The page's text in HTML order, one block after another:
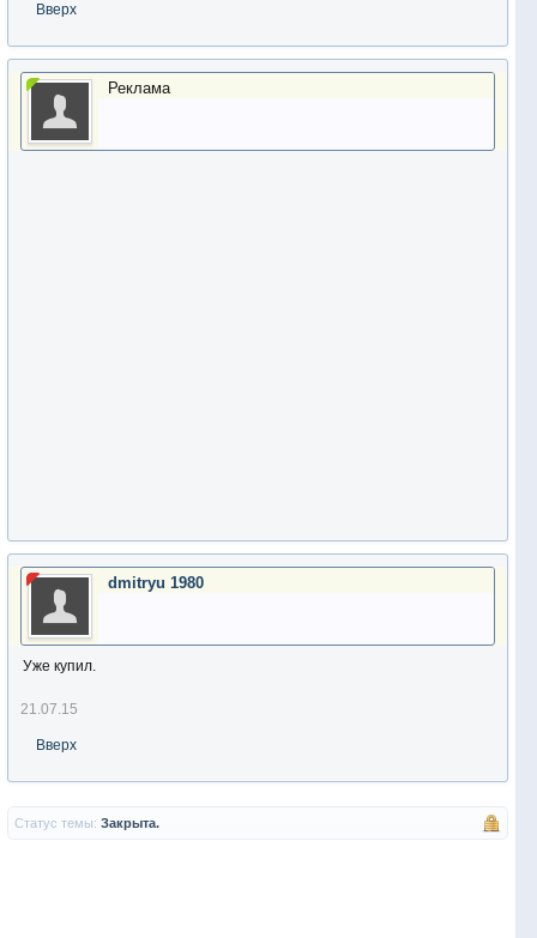
Вверх
Реклама
dmitryu 1980
Уже купил.
21.07.15
Вверх
Статус темы: Закрыта.